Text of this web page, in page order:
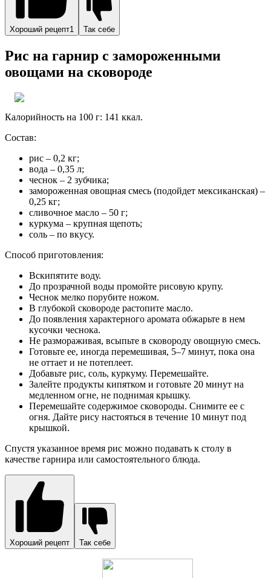
Хороший рецепт1 Так себе
Рис на гарнир с замороженными
овощами на сковороде
Калорийность на 100 г: 141 ккал.
Состав:
рис – 0,2 кг;
вода – 0,35 л;
чеснок – 2 зубчика;
замороженная овощная смесь (подойдет мексиканская) –
0,25 кг;
сливочное масло – 50 г;
куркума – крупная щепоть;
соль – по вкусу.
Способ приготовления:
Вскипятите воду.
До прозрачной воды промойте рисовую крупу.
Чеснок мелко порубите ножом.
В глубокой сковороде растопите масло.
До появления характерного аромата обжарьте в нем
кусочки чеснока.
Не размораживая, всыпьте в сковороду овощную смесь.
Готовьте ее, иногда перемешивая, 5–7 минут, пока она
не оттает и не потеплеет.
Добавьте рис, соль, куркуму. Перемешайте.
Залейте продукты кипятком и готовьте 20 минут на
медленном огне, не поднимая крышку.
Перемешайте содержимое сковороды. Снимите ее с
огня. Дайте рису настояться в течение 10 минут под
крышкой.
Спустя указанное время рис можно подавать к столу в
качестве гарнира или самостоятельного блюда.
Хороший рецепт Так себе